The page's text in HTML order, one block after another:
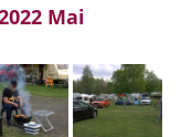
Mai